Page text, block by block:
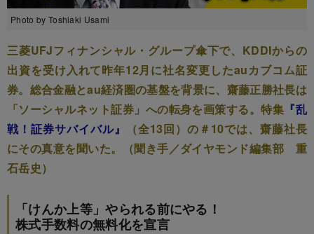
Photo by Toshiaki Usami
三菱UFJフィナンシャル・グループ傘下で、KDDIからの
出資を受け入れて昨年12月に社名変更したauカブコム証
券。総合金融とau経済圏の基盤を背景に、齋藤正勝社長は
「ソーシャルネット証券」への転身を画策する。特集 『乱
戦！証券サバイバル』
（全13回）の＃10では、齋藤社長
にその真意を聞いた。（聞き手／ダイヤモンド編集部 重
石岳史）
「けんか上等」やられる前にやる！
株式手数料の無料化を宣言